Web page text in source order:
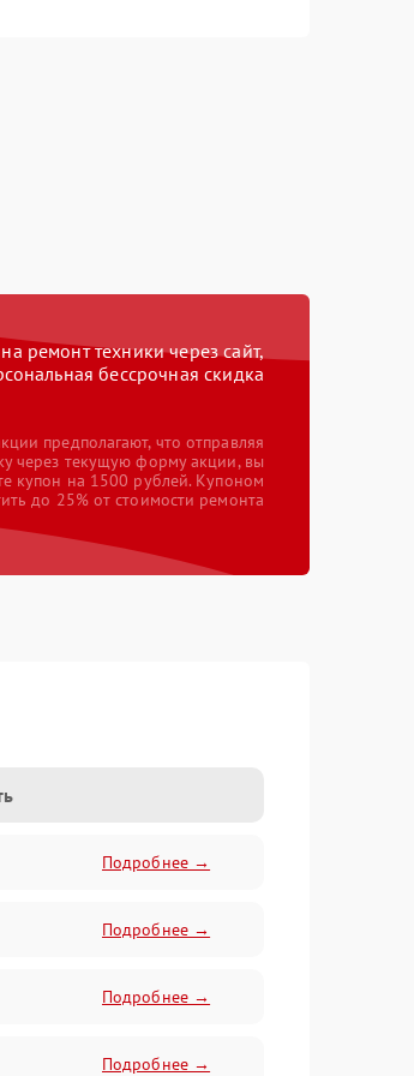
ремонт техники через сайт,
бессрочная скидка
предполагают, что отправляя
через текущую форму акции, вы
купон на 1500 рублей. Купоном
до 25% от стоимости ремонта
Подробнее →
Подробнее →
Подробнее →
Подробнее →